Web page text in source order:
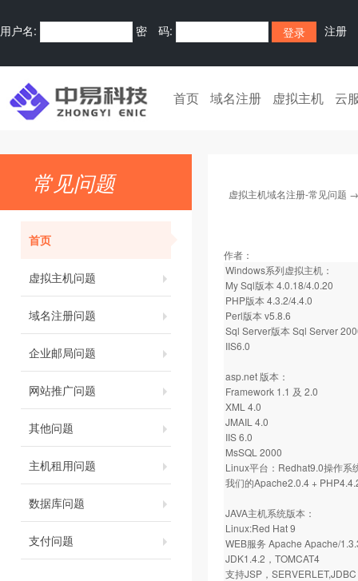
用户名: 密 码: 注册
首页 域名注册 虚拟主机 云
常见问题
首页
虚拟主机问题
域名注册问题
企业邮局问题
网站推广问题
其他问题
主机租用问题
数据库问题
支付问题
虚拟主机域名注册-常见问题
作者：
Windows系列虚拟主机：
My Sql版本 4.0.18/4.0.20
PHP版本 4.3.2/4.4.0
Perl版本 v5.8.6
Sql Server版本 Sql Server
IIS6.0
asp.net 版本：
Framework 1.1 及 2.0
XML 4.0
JMAIL 4.0
IIS 6.0
MsSQL 2000
Linux平台：Redhat9.0操作系
我们的Apache2.0.4 +
JAVA主机系统版本：
Linux:Red Hat 9
WEB服务 Apache Apache/
JDK1.4.2，TOMCAT4
支持JSP，